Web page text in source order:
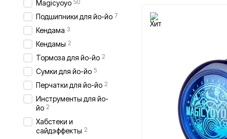
Magicyoyo 50
Подшипники для йо-йо 7
Кендама 3
Кендамы 2
Тормоза для йо-йо 2
Сумки для йо-йо 5
Перчатки для йо-йо 2
Инструменты для йо-
йо 2
Хабстеки и
сайдэффекты 2